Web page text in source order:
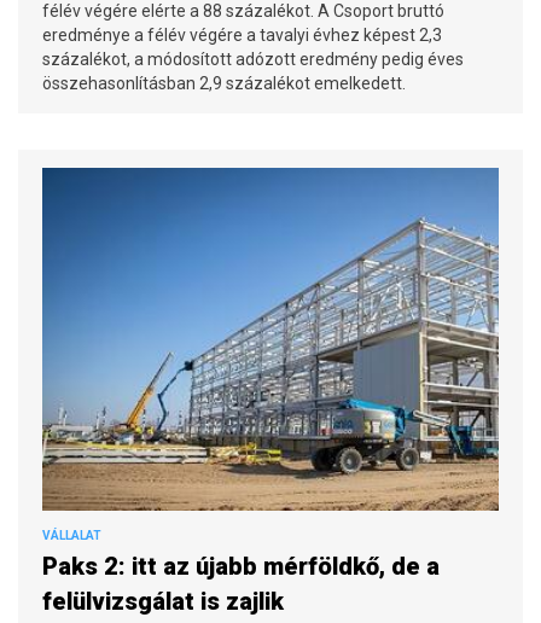
félév végére elérte a 88 százalékot. A Csoport bruttó
eredménye a félév végére a tavalyi évhez képest 2,3
százalékot, a módosított adózott eredmény pedig éves
összehasonlításban 2,9 százalékot emelkedett.
VÁLLALAT
Paks 2: itt az újabb mérföldkő, de a
felülvizsgálat is zajlik